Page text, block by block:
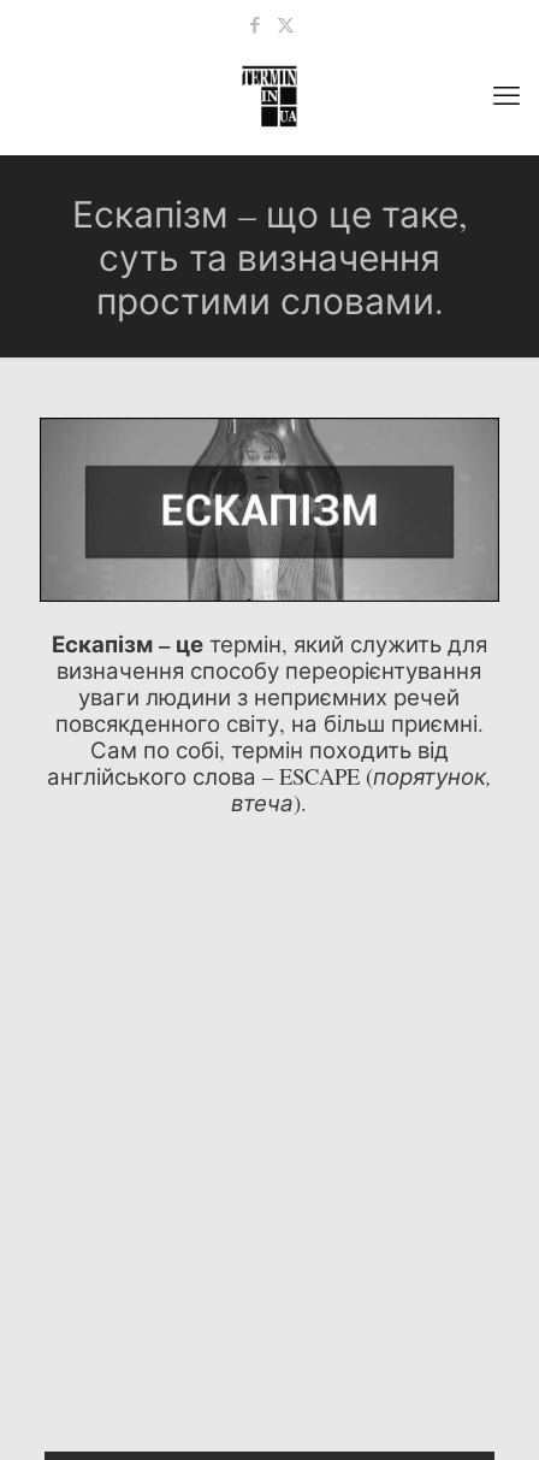
Ескапізм – що це таке,
суть та визначення
простими словами.
Ескапізм – цетермін, який служить для
визначення способу переорієнтування
уваги людини з неприємних речей
повсякденного світу, на більш приємні.
Сам по собі, термін походить від
англійського слова – ESCAPE (порятунок,
втеча).